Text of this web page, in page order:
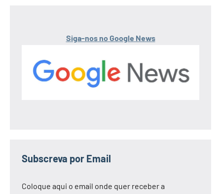
Siga-nos no Google News
Subscreva por Email
Coloque aqui o email onde quer receber a